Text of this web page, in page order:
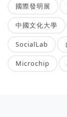
國際發明展
中國文化大學
SocialLab
Microchip